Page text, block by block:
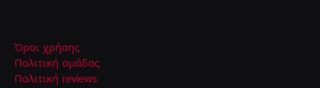
Όροι χρήσης
Πολιτική ομάδας
Πολιτική reviews